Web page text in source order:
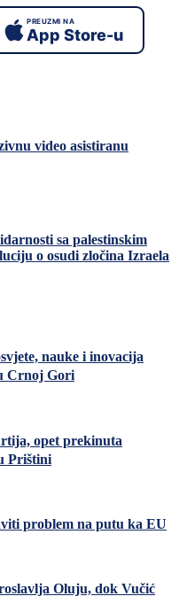
PREUZMI NA
App Store-u
video asistiranu
sa palestinskim
o osudi zločina Izraela
nauke i inovacija
Crnoj Gori
opet prekinuta
Prištini
problem na putu ka EU
Oluju, dok Vučić